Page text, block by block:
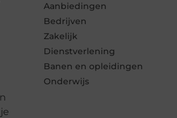
Aanbiedingen
Bedrijven
Zakelijk
Dienstverlening
Banen en opleidingen
Onderwijs